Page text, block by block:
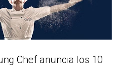
Chef anuncia los 10